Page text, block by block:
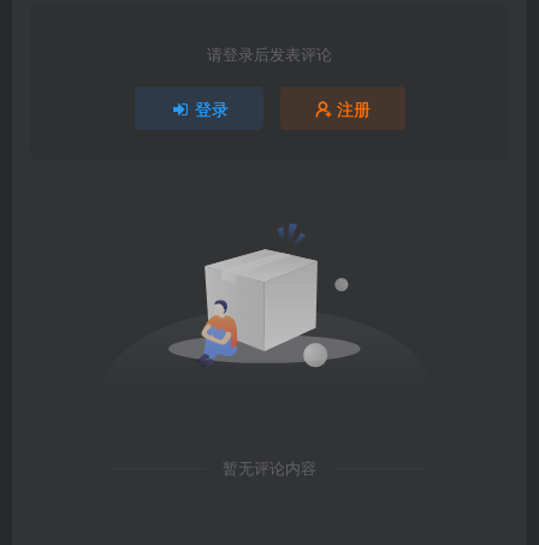
请登录后发表评论
登录 注册
暂无评论内容